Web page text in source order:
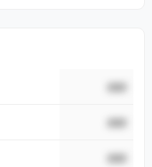
###
###
###